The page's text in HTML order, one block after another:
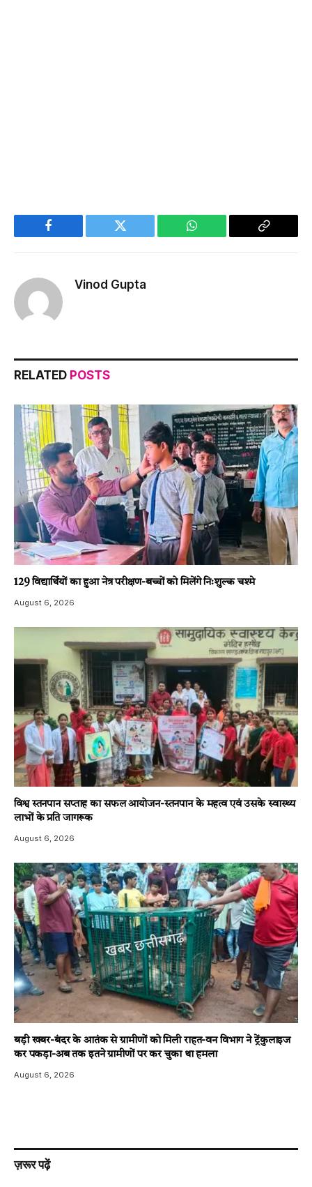
Facebook Twitter WhatsApp
Copy
Vinod Gupta
RELATED POSTS
129 विद्यार्थियों का हुआ नेत्र परीक्षण-बच्चों को मिलेंगे निःशुल्क चश्मे
August 6, 2026
विश्व स्तनपान सप्ताह का सफल आयोजन-स्तनपान के महत्व एवं उसके स्वास्थ्य
लाभों के प्रति जागरूक
August 6, 2026
बड़ी खबर-बंदर के आतंक से ग्रामीणों को मिली राहत-वन विभाग ने ट्रेंकुलाइज
कर पकड़ा-अब तक इतने ग्रामीणों पर कर चुका था हमला
August 6, 2026
ज़रूर पढ़ें